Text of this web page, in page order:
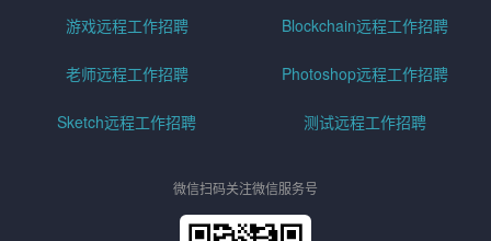
游戏远程工作招聘 Blockchain远程工作招聘
老师远程工作招聘 Photoshop远程工作招聘
Sketch远程工作招聘 测试远程工作招聘
微信扫码关注微信服务号